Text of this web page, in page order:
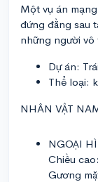
Một vụ án
đứng đằng sau
những người vô
Dự án:
Thể loại:
NHÂN VẬT
NGOẠI
Chiều
Gương